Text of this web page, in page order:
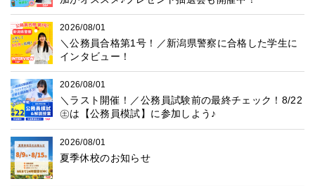
2026/08/01
＼公務員合格第1号！／新潟県警察に合格した学生に
インタビュー！
2026/08/01
＼ラスト開催！／公務員試験前の最終チェック！8/22
㊏は【公務員模試】に参加しよう♪
2026/08/01
夏季休校のお知らせ